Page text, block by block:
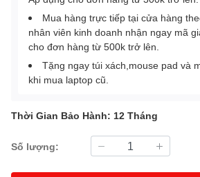
Mua hàng trực tiếp tại cửa hàng
nhân viên kinh doanh nhận ngay mã
cho đơn hàng từ 500k trở lên.
Tặng ngay túi xách,mouse pad và
khi mua laptop cũ.
Thời Gian Bảo Hành: 12 Tháng
Số lượng: